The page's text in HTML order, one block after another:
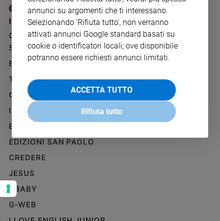
Ambiente
e
Aziende
di
Caso
della
settimana
Diversità
e
Costume
Cultura
e
spettacoli
I SITI SAN PAOLO
GRUPPO EDITORIALE
SAN PAOLO
BENESSERE
TELENOVA
GAZZETTA D'ALBA
IL GIORNALINO
EDICOLA SAN PAOLO
EDIZIONI SAN PAOLO
CREDERE
JESUS
GBABY
G-WEB
NOTE LEGALI
PRIVACY POLICY
INFORMATIVA
WHISTLEBLOWING
annunci su argomenti che ti interessano.
Selezionando 'Rifiuta tutto', non verranno
attivati annunci Google standard basati su
cookie o identificatori locali; ove disponibile
potranno essere richiesti annunci limitati.
ACCETTA TUTTO
Rifiuta tutto